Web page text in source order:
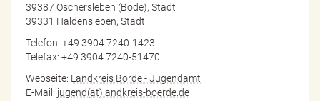
39387 Oschersleben (Bode), Stadt
39331 Haldensleben, Stadt
Telefon: +49 3904 7240-1423
Telefax: +49 3904 7240-51470
Webseite: Landkreis Börde - Jugendamt
E-Mail: jugend(at)landkreis-boerde.de